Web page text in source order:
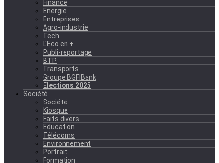
Finance
Energie
Entreprises
Agro-industrie
Tech
L'Eco en +
Publi-reportage
BTP
Transports
Groupe BGFIBank
Elections 2025
Société
Société
Kiosque
Faits divers
Education
Télécoms
Environnement
Portrait
Formation